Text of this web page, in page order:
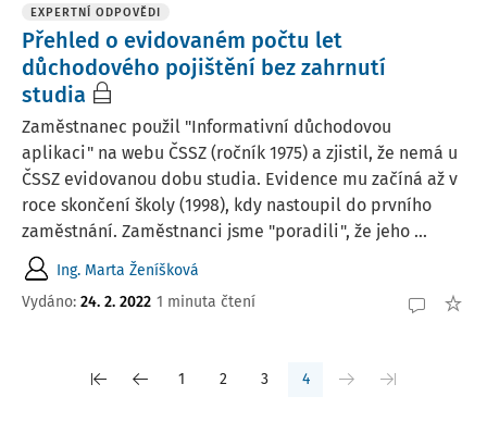
EXPERTNÍ ODPOVĚDI
Přehled o evidovaném počtu let
důchodového pojištění bez zahrnutí
studia
Zaměstnanec použil "Informativní důchodovou
aplikaci" na webu ČSSZ (ročník 1975) a zjistil, že nemá u
ČSSZ evidovanou dobu studia. Evidence mu začíná až v
roce skončení školy (1998), kdy nastoupil do prvního
zaměstnání. Zaměstnanci jsme "poradili", že jeho ...
Ing. Marta Ženíšková
Vydáno: 24. 2. 2022 1 minuta čtení
1 2 3 4